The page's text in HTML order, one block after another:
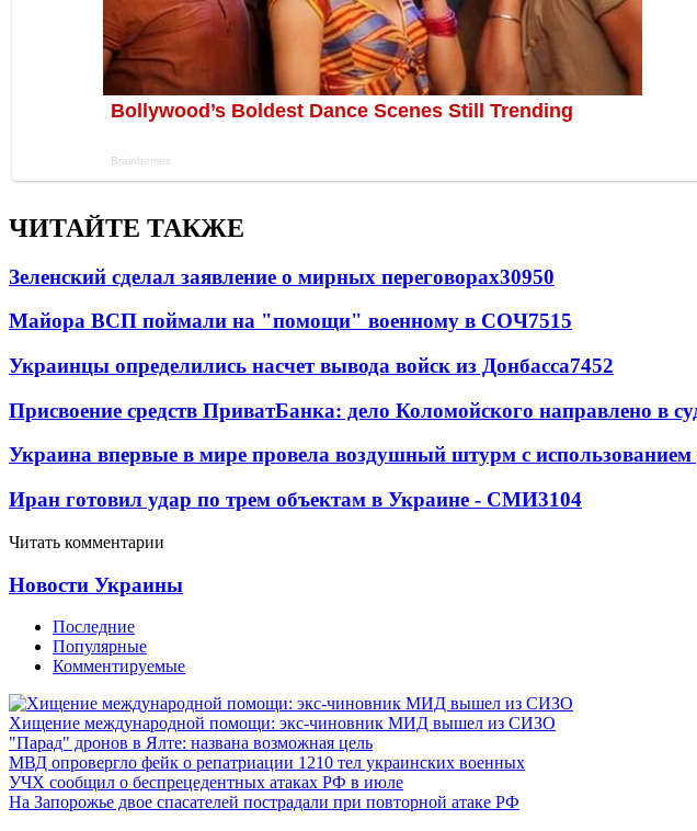
ЧИТАЙТЕ ТАКЖЕ
Зеленский сделал заявление о мирных переговорах30950
Майора ВСП поймали на "помощи" военному в СОЧ7515
Украинцы определились насчет вывода войск из Донбасса7452
Присвоение средств ПриватБанка: дело Коломойского направлено в
Украина впервые в мире провела воздушный штурм с использованием
Иран готовил удар по трем объектам в Украине - СМИ3104
Читать комментарии
Новости Украины
Последние
Популярные
Комментируемые
Хищение международной помощи: экс-чиновник МИД вышел из СИЗО
"Парад" дронов в Ялте: названа возможная цель
МВД опровергло фейк о репатриации 1210 тел украинских военных
УЧХ сообщил о беспрецедентных атаках РФ в июле
На Запорожье двое спасателей пострадали при повторной атаке РФ